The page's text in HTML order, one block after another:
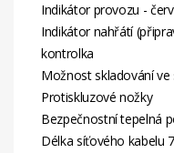
Indikátor provozu -
Indikátor nahřátí
kontrolka
Možnost skladování ve
Protiskluzové nožky
Bezpečnostní tepelná
Délka síťového kabelu